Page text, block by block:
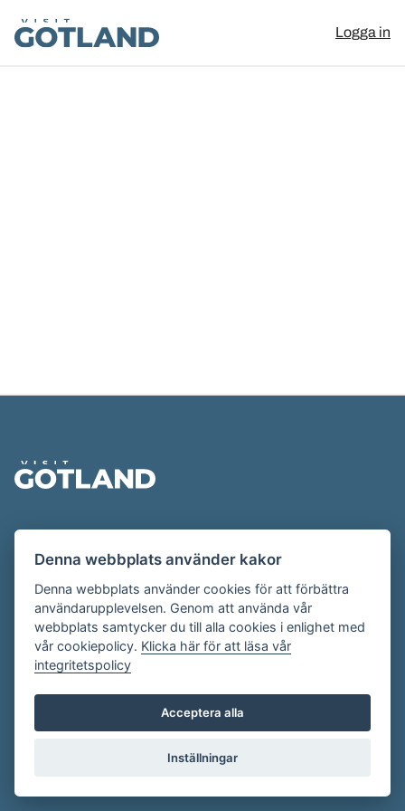
Visit Gotland
Logga in
Evenemangskalendern presenteras av
Destination Gotland påvisitgotland.se.
Har du frågor om evenemangskalendern? Mejla oss på
evenemang@visitgotland.se.
Cookies
Villkor
Skapa konto
Denna webbplats använder kakor
Denna webbplats använder cookies för att förbättra
användarupplevelsen. Genom att använda vår
webbplats samtycker du till alla cookies i enlighet med
vår cookiepolicy. Klicka här för att läsa vår
integritetspolicy
Acceptera alla
Inställningar